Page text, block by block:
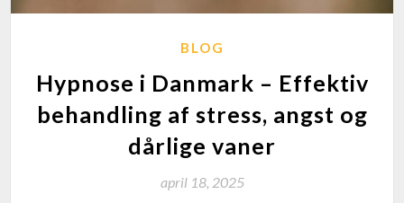
BLOG
Hypnose i Danmark – Effektiv
behandling af stress, angst og
dårlige vaner
april 18, 2025